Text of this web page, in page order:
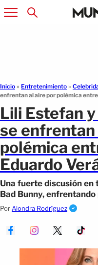
Inicio » Entretenimiento »
enfrentan al aire por polémica
Lili Estefan
se
polémica
Eduardo
Una fuerte discusión
Bad Bunny,
el tono del debate
Por Alondra Rodríguez